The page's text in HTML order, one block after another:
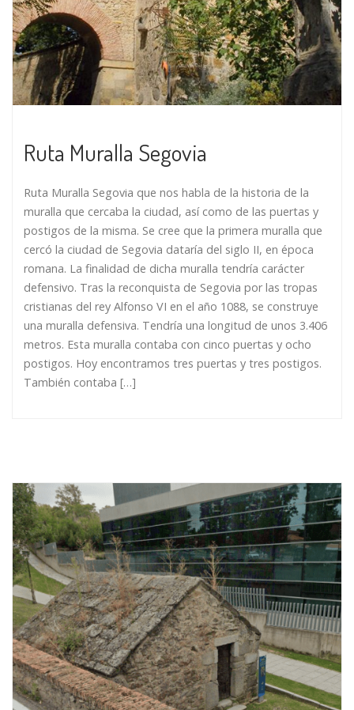
Ruta Muralla Segovia
Ruta Muralla Segovia que nos habla de la historia de la
muralla que cercaba la ciudad, así como de las puertas y
postigos de la misma. Se cree que la primera muralla que
cercó la ciudad de Segovia dataría del siglo II, en época
romana. La finalidad de dicha muralla tendría carácter
defensivo. Tras la reconquista de Segovia por las tropas
cristianas del rey Alfonso VI en el año 1088, se construye
una muralla defensiva. Tendría una longitud de unos 3.406
metros. Esta muralla contaba con cinco puertas y ocho
postigos. Hoy encontramos tres puertas y tres postigos.
También contaba […]